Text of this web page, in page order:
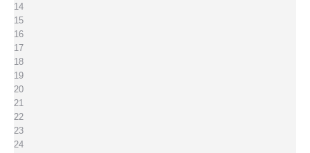
14
15
16
17
18
19
20
21
22
23
24